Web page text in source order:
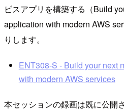
ビスアプリを構築する（Build
application with modern AWS
りします。
ENT308-S - Build your next
with modern AWS services
本セッションの録画は既に公開